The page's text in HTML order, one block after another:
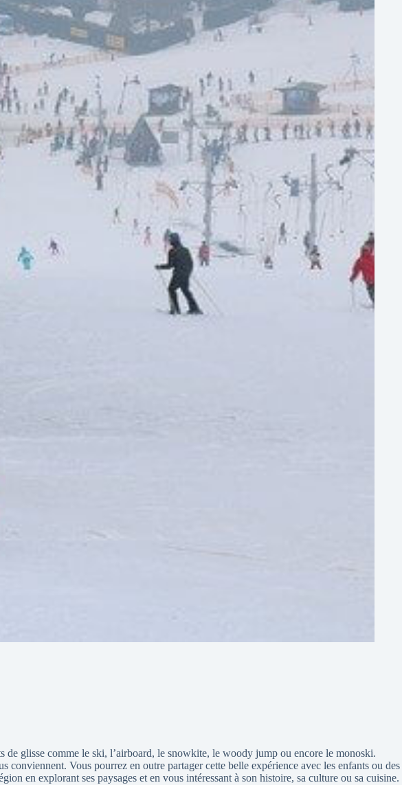
de glisse comme le ski, l’airboard, le snowkite, le woody jump ou encore le monoski.
Vous pourrez en outre partager cette belle expérience avec les enfants ou des
en explorant ses paysages et en vous intéressant à son histoire, sa culture ou sa cuisine.